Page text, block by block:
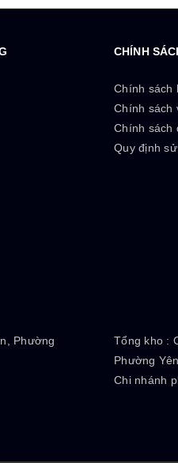
CHÍNH
Chính sách
Chính sách
Chính sách
Quy định
Phường
Tổng kho :
Phường
Chi nhánh